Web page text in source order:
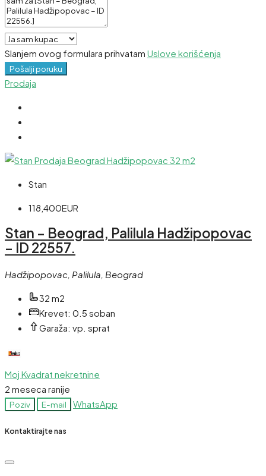
Slanjem ovog formulara prihvatam Uslove korišćenja
Pošalji poruku
Prodaja
Stan
118,400EUR
Stan – Beograd, Palilula Hadžipopovac
– ID 22557.
Hadžipopovac, Palilula, Beograd
32 m2
Krevet: 0.5 soban
Garaža: vp. sprat
Moj Kvadrat nekretnine
2 meseca ranije
Poziv E-mail WhatsApp
Kontaktirajte nas